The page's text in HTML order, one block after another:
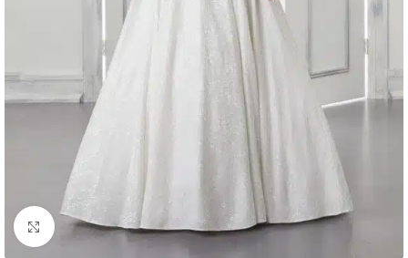
Clic para ampliar